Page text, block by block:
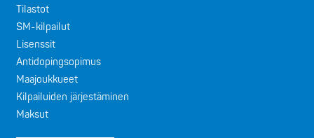
Tilastot
SM-kilpailut
Lisenssit
Antidopingsopimus
Maajoukkueet
Kilpailuiden järjestäminen
Maksut